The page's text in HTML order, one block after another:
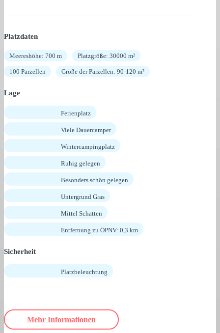
Platzdaten
Meereshöhe: 700 m Platzgröße: 30000 m²
100 Parzellen Größe der Parzellen: 90-120 m²
Lage
Ferienplatz
Viele Dauercamper
Wintercampingplatz
Ruhig gelegen
Besonders schön gelegen
Untergrund Gras
Mittel Schatten
Entfernung zu ÖPNV: 0,3 km
Sicherheit
Platzbeleuchtung
Mehr Informationen